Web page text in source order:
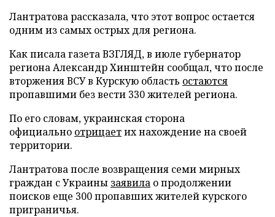
Лантратова рассказала, что этот вопрос остается
одним из самых острых для региона.
Как писала газета ВЗГЛЯД, в июле губернатор
региона Александр Хинштейн сообщал, что после
вторжения ВСУ в Курскую область остаются
пропавшими без вести 330 жителей региона.
По его словам, украинская сторона
официально отрицаетих нахождение на своей
территории.
Лантратова после возвращения семи мирных
граждан с Украины заявила о продолжении
поисков еще 300 пропавших жителей курского
приграничья.